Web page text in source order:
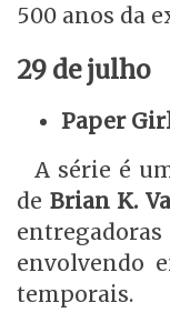
500 anos da
29 de julho
Paper
A série é
de Brian K.
envolvendo
temporais.